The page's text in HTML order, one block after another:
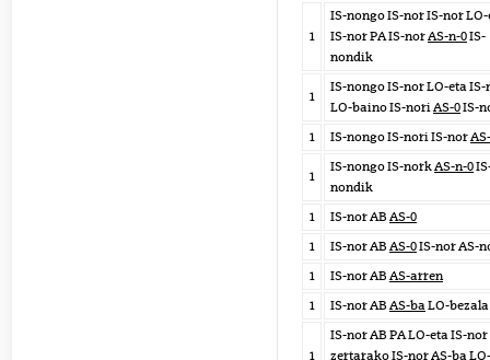
1
IS-nongo IS-nor IS-nor
IS-nor PA IS-norAS-n-0IS-
nondik
1
IS-nongo IS-nor LO-eta IS-
LO-baino IS-noriAS-0IS-
1
IS-nongo IS-nori IS-nor
1
IS-nongo IS-norkAS-n-0
nondik
1
IS-nor AB AS-0
1
IS-nor AB AS-0IS-nor AS-
1
IS-nor AB AS-arren
1
IS-nor AB AS-baLO-bezala
1
IS-nor AB PA LO-eta IS-nor
zertarako IS-norAS-baLO-